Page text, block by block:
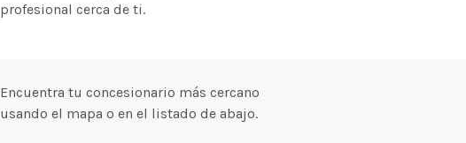
profesional cerca de ti.
Encuentra tu concesionario más cercano
usando el mapa o en el listado de abajo.